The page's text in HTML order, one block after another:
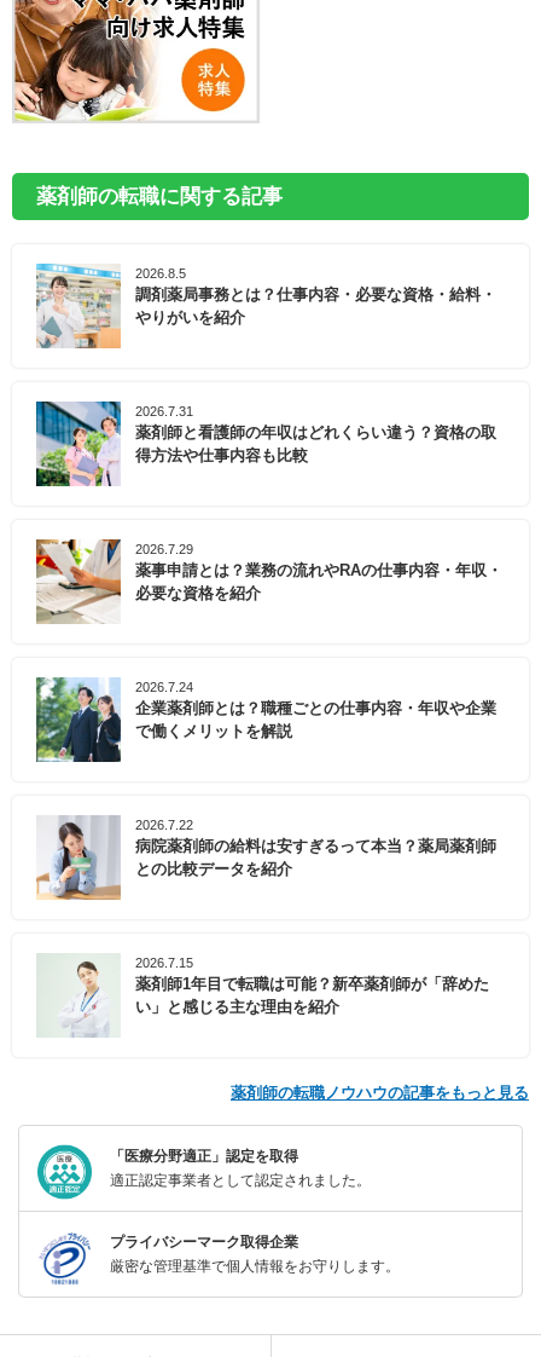
薬剤師の転職に関する記事
2026.8.5
調剤薬局事務とは？仕事内容・必要な資格・給料・
やりがいを紹介
2026.7.31
薬剤師と看護師の年収はどれくらい違う？資格の取
得方法や仕事内容も比較
2026.7.29
薬事申請とは？業務の流れやRAの仕事内容・年収・
必要な資格を紹介
2026.7.24
企業薬剤師とは？職種ごとの仕事内容・年収や企業
で働くメリットを解説
2026.7.22
病院薬剤師の給料は安すぎるって本当？薬局薬剤師
との比較データを紹介
2026.7.15
薬剤師1年目で転職は可能？新卒薬剤師が「辞めた
い」と感じる主な理由を紹介
薬剤師の転職ノウハウの記事をもっと見る
「医療分野適正」認定を取得
適正認定事業者として認定されました。
プライバシーマーク取得企業
厳密な管理基準で個人情報をお守りします。